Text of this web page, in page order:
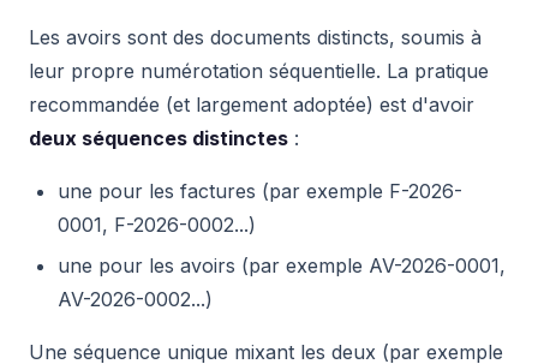
Les avoirs sont des documents distincts, soumis à
leur propre numérotation séquentielle. La pratique
recommandée (et largement adoptée) est d'avoir
deux séquences distinctes :
une pour les factures (par exemple F-2026-
0001, F-2026-0002...)
une pour les avoirs (par exemple AV-2026-0001,
AV-2026-0002...)
Une séquence unique mixant les deux (par exemple